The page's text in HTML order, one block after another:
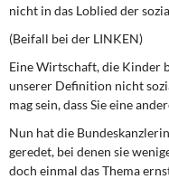
Rosa-Luxemburg-
Über mich
Kontakt
nicht in das Loblied der
(Beifall bei der LINKEN)
Eine Wirtschaft, die Kinder
unserer Definition nicht
mag sein, dass Sie eine
Nun hat die
geredet, bei denen sie
doch einmal das Thema